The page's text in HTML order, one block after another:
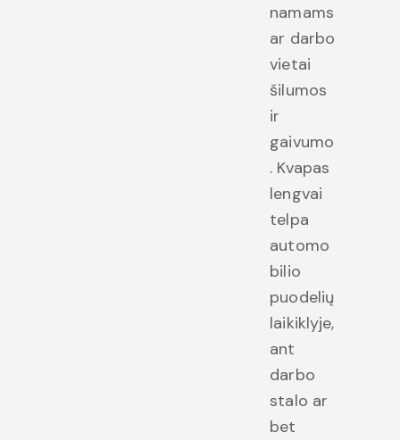
namams
ar darbo
vietai
šilumos
ir
gaivumo
. Kvapas
lengvai
telpa
automo
bilio
puodelių
laikiklyje,
ant
darbo
stalo ar
bet